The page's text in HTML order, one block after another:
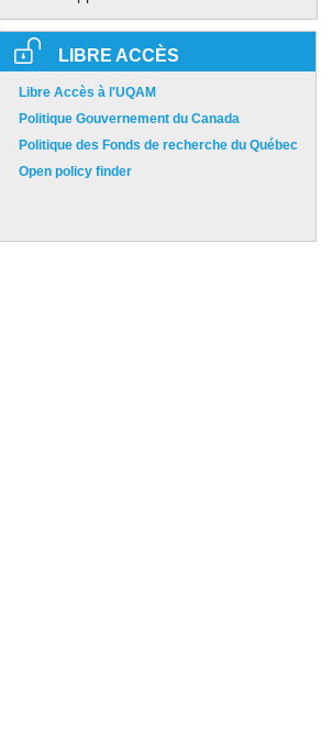
LIBRE ACCÈS
Libre Accès à l'UQAM
Politique Gouvernement du Canada
Politique des Fonds de recherche du Québec
Open policy finder